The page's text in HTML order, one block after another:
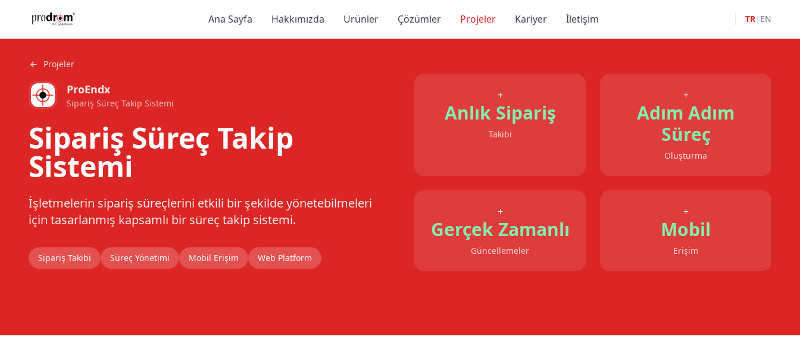
Ana Sayfa Hakkımızda Ürünler Çözümler Projeler Kariyer İletişim TR| EN
Projeler
ProEndx
Sipariş Süreç Takip Sistemi
Sipariş Süreç Takip
Sistemi
İşletmelerin sipariş süreçlerini etkili bir şekilde yönetebilmeleri
için tasarlanmış kapsamlı bir süreç takip sistemi.
Sipariş Takibi Süreç Yönetimi Mobil Erişim Web Platform
+
Anlık Sipariş
Takibi
+
Adım Adım
Süreç
Oluşturma
+
Gerçek Zamanlı
Güncellemeler
+
Mobil
Erişim